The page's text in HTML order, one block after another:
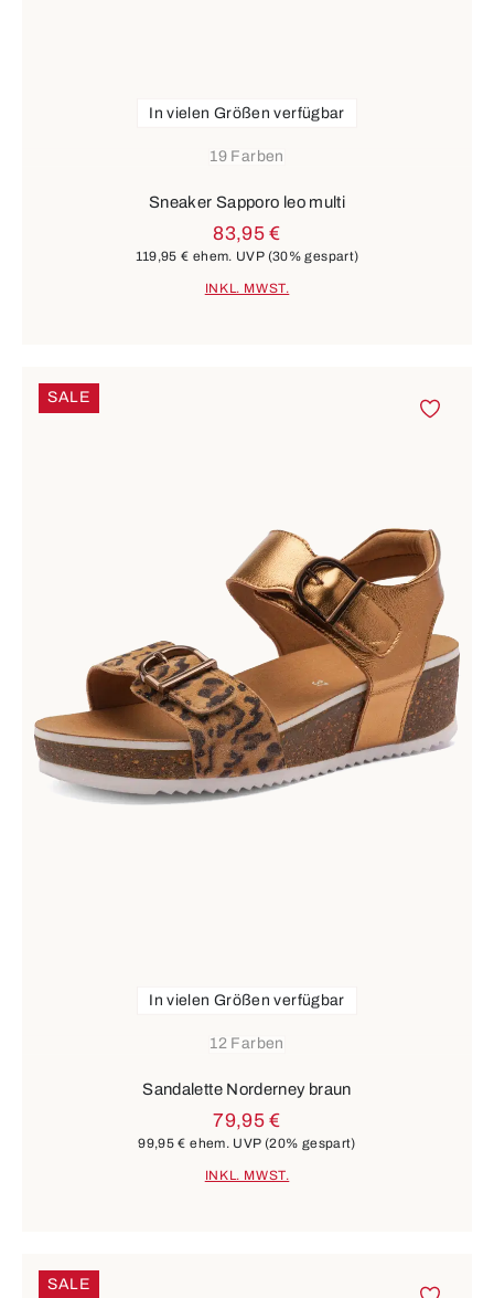
19 Farben
In vielen Größen verfügbar
Sneaker Sapporo leo multi
83,95 €
119,95 € ehem. UVP (30% gespart)
INKL. MWST.
SALE
12 Farben
In vielen Größen verfügbar
Sandalette Norderney braun
79,95 €
99,95 € ehem. UVP (20% gespart)
INKL. MWST.
SALE